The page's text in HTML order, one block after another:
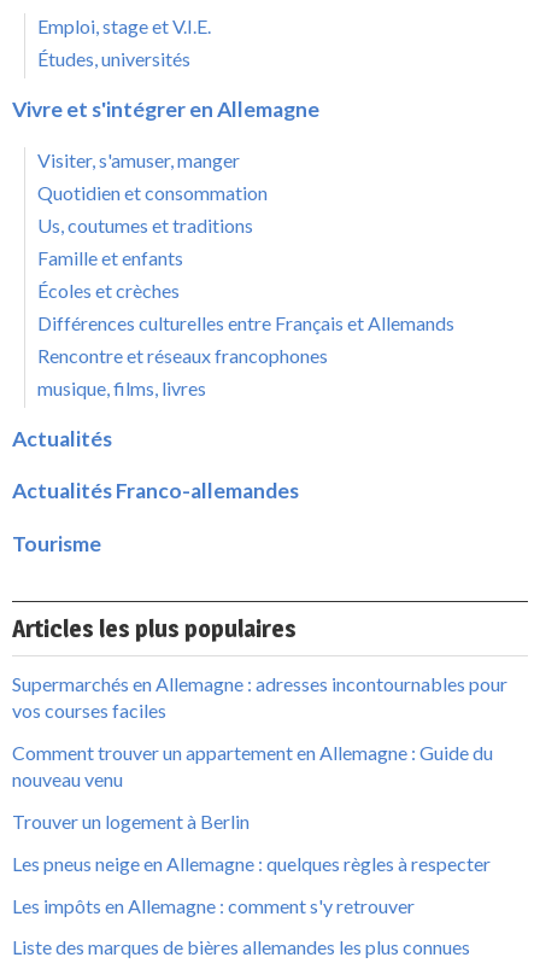
Emploi, stage et V.I.E.
Études, universités
Vivre et s'intégrer en Allemagne
Visiter, s'amuser, manger
Quotidien et consommation
Us, coutumes et traditions
Famille et enfants
Écoles et crèches
Différences culturelles entre Français et Allemands
Rencontre et réseaux francophones
musique, films, livres
Actualités
Actualités Franco-allemandes
Tourisme
Articles les plus populaires
Supermarchés en Allemagne : adresses incontournables pour
vos courses faciles
Comment trouver un appartement en Allemagne : Guide du
nouveau venu
Trouver un logement à Berlin
Les pneus neige en Allemagne : quelques règles à respecter
Les impôts en Allemagne : comment s'y retrouver
Liste des marques de bières allemandes les plus connues